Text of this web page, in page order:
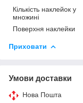
Кількість наклейок у
множині
Поверхня наклейки
Приховати
Умови доставки
Нова Пошта